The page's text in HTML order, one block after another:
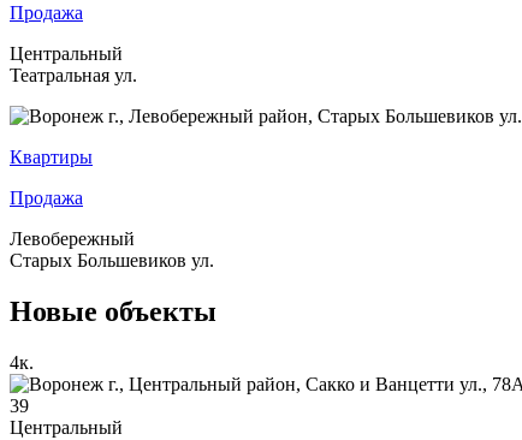
Продажа
Центральный
Театральная ул.
Квартиры
Продажа
Левобережный
Старых Большевиков ул.
Новые объекты
4к.
39
Центральный